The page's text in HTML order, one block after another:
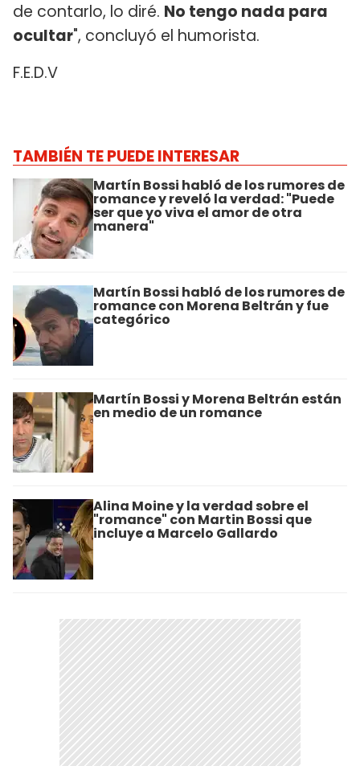
de contarlo, lo diré. No tengo nada para
ocultar", concluyó el humorista.
F.E.D.V
TAMBIÉN TE PUEDE INTERESAR
Martín Bossi habló de los rumores de
romance y reveló la verdad: "Puede
ser que yo viva el amor de otra
manera"
Martín Bossi habló de los rumores de
romance con Morena Beltrán y fue
categórico
Martín Bossi y Morena Beltrán están
en medio de un romance
Alina Moine y la verdad sobre el
"romance" con Martin Bossi que
incluye a Marcelo Gallardo